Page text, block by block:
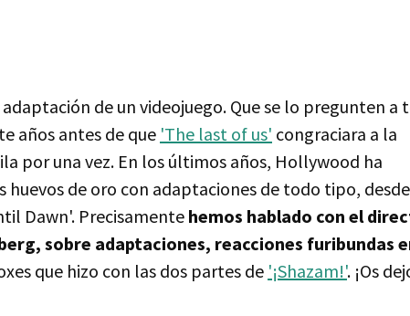
de un videojuego. Que se lo pregunten a
años antes de que 'The last of us' congraciara a la
por una vez. En los últimos años, Hollywood ha
huevos de oro con adaptaciones de todo tipo, desde
Dawn'. Precisamente hemos hablado con el
sobre adaptaciones, reacciones furibundas
que hizo con las dos partes de '¡Shazam!'. ¡Os